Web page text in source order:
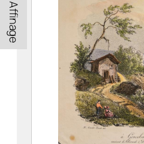
Affinage